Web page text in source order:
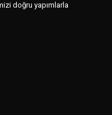
doğru yapımlarla